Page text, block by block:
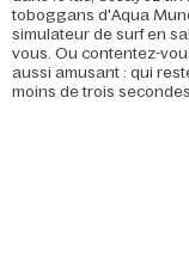
toboggans d'Aqua
simulateur de surf en
vous. Ou contentez-
aussi amusant : qui
moins de trois